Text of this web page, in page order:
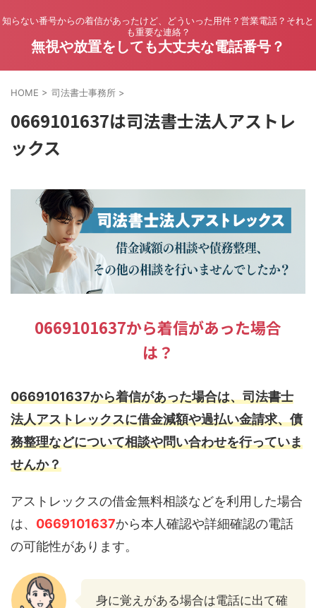
知らない番号からの着信があったけど、どういった用件？営業電話？それと
も重要な連絡？
無視や放置をしても大丈夫な電話番号？
HOME > 司法書士事務所 >
0669101637は司法書士法人アストレ
ックス
0669101637から着信があった場合
は？
0669101637から着信があった場合は、司法書士
法人アストレックスに借金減額や過払い金請求、債
務整理などについて相談や問い合わせを行っていま
せんか？
アストレックスの借金無料相談などを利用した場合
は、 0669101637から本人確認や詳細確認の電話
の可能性があります。
身に覚えがある場合は電話に出て確